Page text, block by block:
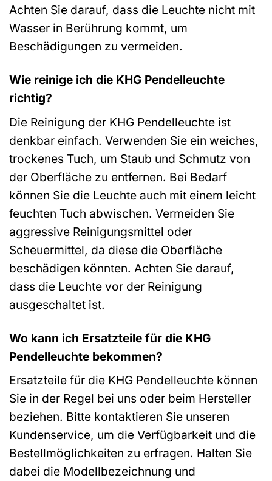
Achten Sie darauf, dass die Leuchte nicht mit
Wasser in Berührung kommt, um
Beschädigungen zu vermeiden.
Wie reinige ich die KHG Pendelleuchte
richtig?
Die Reinigung der KHG Pendelleuchte ist
denkbar einfach. Verwenden Sie ein weiches,
trockenes Tuch, um Staub und Schmutz von
der Oberfläche zu entfernen. Bei Bedarf
können Sie die Leuchte auch mit einem leicht
feuchten Tuch abwischen. Vermeiden Sie
aggressive Reinigungsmittel oder
Scheuermittel, da diese die Oberfläche
beschädigen könnten. Achten Sie darauf,
dass die Leuchte vor der Reinigung
ausgeschaltet ist.
Wo kann ich Ersatzteile für die KHG
Pendelleuchte bekommen?
Ersatzteile für die KHG Pendelleuchte können
Sie in der Regel bei uns oder beim Hersteller
beziehen. Bitte kontaktieren Sie unseren
Kundenservice, um die Verfügbarkeit und die
Bestellmöglichkeiten zu erfragen. Halten Sie
dabei die Modellbezeichnung und